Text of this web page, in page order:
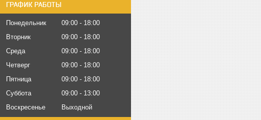
ГРАФИК РАБОТЫ
Понедельник 09:00
18:00
Вторник
09:00
18:00
Среда
09:00
18:00
Четверг
09:00
18:00
Пятница
09:00
18:00
Суббота
09:00
13:00
Воскресенье
Выходной